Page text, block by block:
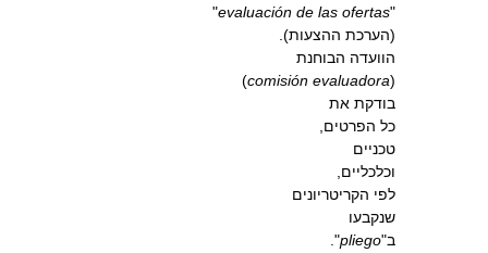
"
evaluación de las ofertas
"
(הערכת ההצעות).
הוועדה הבוחנת
(
comisión evaluadora
)
בודקת את
כל הפרטים,
טכניים
וכלכליים,
לפי הקריטריונים
שנקבעו
ב"pliego
".